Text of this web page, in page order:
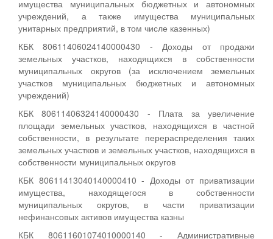
имущества муниципальных бюджетных и автономных
учреждений, а также имущества муниципальных
унитарных предприятий, в том числе казенных)
КБК 80611406024140000430 - Доходы от продажи
земельных участков, находящихся в собственности
муниципальных округов (за исключением земельных
участков муниципальных бюджетных и автономных
учреждений)
КБК 80611406324140000430 - Плата за увеличение
площади земельных участков, находящихся в частной
собственности, в результате перераспределения таких
земельных участков и земельных участков, находящихся в
собственности муниципальных округов
КБК 80611413040140000410 - Доходы от приватизации
имущества, находящегося в собственности
муниципальных округов, в части приватизации
нефинансовых активов имущества казны
КБК 80611601074010000140 - Административные